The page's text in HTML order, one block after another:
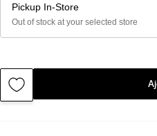
Pickup In-Store
Out of stock at your selected store